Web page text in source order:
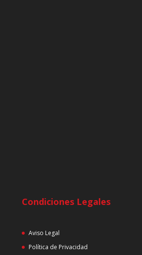
Condiciones Legales
Aviso Legal
Política de Privacidad